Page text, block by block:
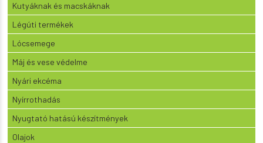
Kutyáknak és macskáknak
Légúti termékek
Lócsemege
Máj és vese védelme
Nyári ekcéma
Nyírrothadás
Nyugtató hatású készítmények
Olajok